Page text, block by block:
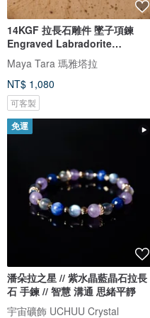
14KGF 拉長石雕件 墜子項鍊
Engraved Labradorite
Necklace
Maya Tara 瑪雅塔拉
NT$ 1,080
可客製
免運
潘朵拉之星 // 紫水晶藍晶石拉長
石 手鍊 // 智慧 溝通 思緒平靜
宇宙礦飾 UCHUU Crystal